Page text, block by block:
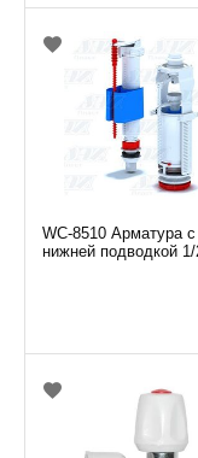
WC-8510 Арматура с
нижней подводкой